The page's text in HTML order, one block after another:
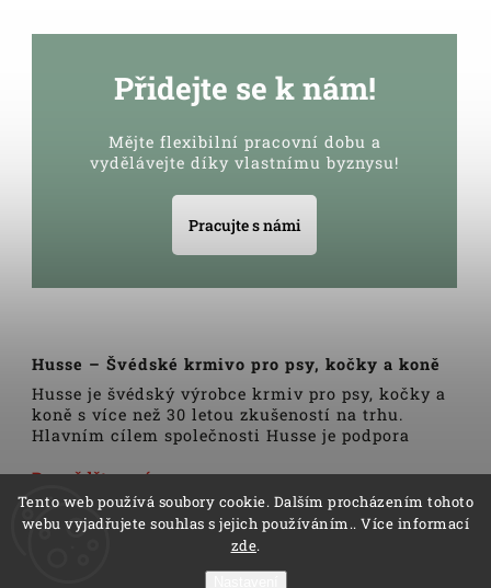
Tento web používá soubory cookie. Dalším procházením tohoto
webu vyjadřujete souhlas s jejich používáním.. Více informací
zde.
Přidejte se k nám!
Mějte flexibilní pracovní dobu a
vydělávejte díky vlastnímu byznysu!
Pracujte s námi
Husse – Švédské krmivo pro psy, kočky a koně
Husse je švédský výrobce krmiv pro psy, kočky a
koně s více než 30 letou zkušeností na trhu.
Hlavním cílem společnosti Husse je podpora
Veškerá krmiva, pamlsky a doplňky Husse jsou
vyrobeny pouze z nejkvalitnějších a pečlivě
vybraných surovin. Všechny produkty se vyrábí
podle tradičních skandinávských receptur a
výrobní linky podléhají trvalé veterinární
Dozvědět se více